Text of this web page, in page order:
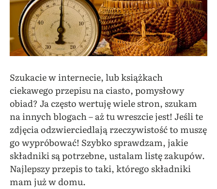
Szukacie w internecie, lub książkach
ciekawego przepisu na ciasto, pomysłowy
obiad? Ja często wertuję wiele stron, szukam
na innych blogach – aż tu wreszcie jest! Jeśli te
zdjęcia odzwierciedlają rzeczywistość to muszę
go wypróbować! Szybko sprawdzam, jakie
składniki są potrzebne, ustalam listę zakupów.
Najlepszy przepis to taki, którego składniki
mam już w domu.